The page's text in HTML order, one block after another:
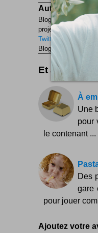
Auteur :
Blogueur lifestyle
projets par les
Twitter Facebook
Blogueur ? Auteur ?
Et aussi ...
À
Une
pour
le contenant ...
Des
gare
pour jouer
Ajoutez votre